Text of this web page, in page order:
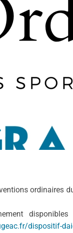
ordinaires
dispositif-